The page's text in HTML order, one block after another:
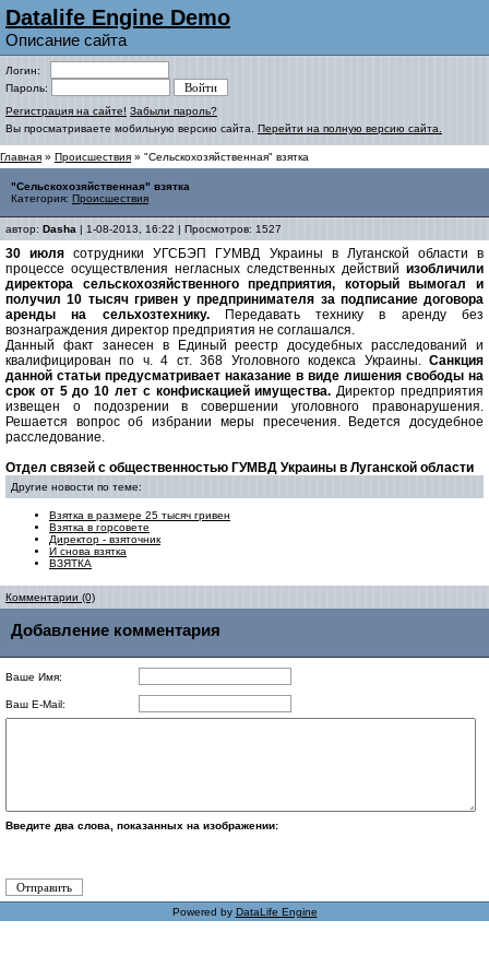
Datalife Engine Demo
Описание сайта
Логин:
Пароль:
Регистрация на сайте! Забыли пароль?
Вы просматриваете мобильную версию сайта. Перейти на полную версию сайта.
Главная » Происшествия » "Сельскохозяйственная" взятка
"Сельскохозяйственная" взятка
Категория: Происшествия
автор: Dasha | 1-08-2013, 16:22 | Просмотров: 1527
30 июля сотрудники УГСБЭП ГУМВД Украины в Луганской области в
процессе осуществления негласных следственных действий изобличили
директора сельскохозяйственного предприятия, который вымогал и
получил 10 тысяч гривен у предпринимателя за подписание договора
аренды на сельхозтехнику.Передавать технику в аренду без
вознаграждения директор предприятия не соглашался.
Данный факт занесен в Единый реестр досудебных расследований и
квалифицирован по ч. 4 ст. 368 Уголовного кодекса Украины. Санкция
данной статьи предусматривает наказание в виде лишения свободы на
срок от 5 до 10 лет с конфискацией имущества. Директор предприятия
извещен о подозрении в совершении уголовного правонарушения.
Решается вопрос об избрании меры пресечения. Ведется досудебное
расследование.
Отдел связей с общественностью ГУМВД Украины в Луганской области
Другие новости по теме:
Взятка в размере 25 тысяч гривен
Взятка в горсовете
Директор - взяточник
И снова взятка
ВЗЯТКА
Комментарии (0)
Добавление комментария
Ваше Имя:
Ваш E-Mail:
Введите два слова, показанных на изображении:
Powered by DataLife Engine